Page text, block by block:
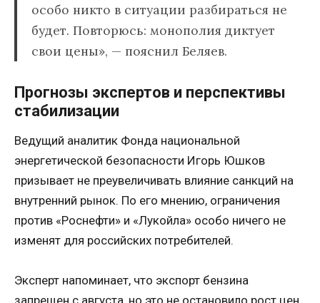
особо никто в ситуации разбираться не
будет. Повторюсь: монополия диктует
свои цены», — пояснил Беляев.
Прогнозы экспертов и перспективы
стабилизации
Ведущий аналитик Фонда национальной
энергетической безопасности Игорь Юшков
призывает не преувеличивать влияние санкций на
внутренний рынок. По его мнению, ограничения
против «Роснефти» и «Лукойла» особо ничего не
изменят для российских потребителей.
Эксперт напоминает, что экспорт бензина